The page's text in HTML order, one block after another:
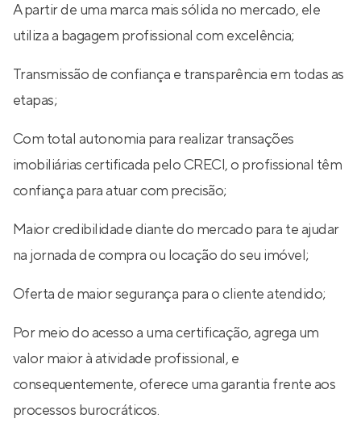
A partir de uma marca mais sólida no mercado, ele
utiliza a bagagem profissional com excelência;
Transmissão de confiança e transparência em todas as
etapas;
Com total autonomia para realizar transações
imobiliárias certificada pelo CRECI, o profissional têm
confiança para atuar com precisão;
Maior credibilidade diante do mercado para te ajudar
na jornada de compra ou locação do seu imóvel;
Oferta de maior segurança para o cliente atendido;
Por meio do acesso a uma certificação, agrega um
valor maior à atividade profissional, e
consequentemente, oferece uma garantia frente aos
processos burocráticos.